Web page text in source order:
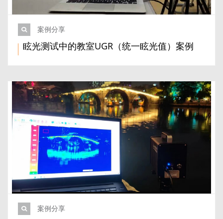
案例分享
眩光测试中的教室UGR（统一眩光值）案例
案例分享